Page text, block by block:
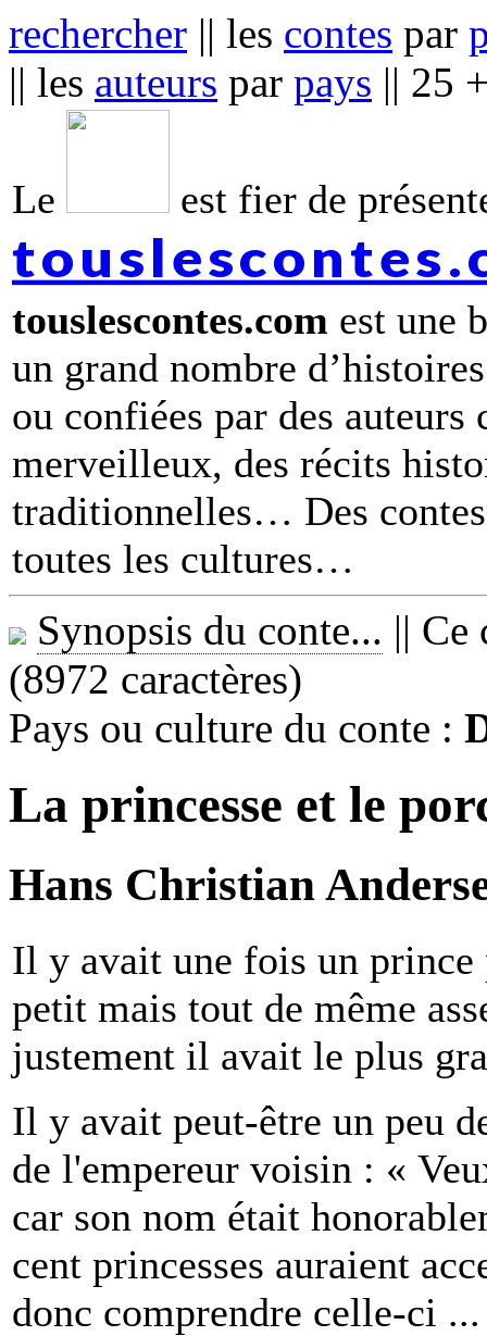
rechercher || les contes par
|| les auteurs par pays || 25
Le est fier de
touslescontes.com est une
un grand nombre
ou confiées par des
merveilleux, des récits
traditionnelles… Des
toutes les cultures
Synopsis du conte... || Ce
(8972 caractères)
Pays ou culture du conte :
La princesse et le
Hans Christian
Il y avait une fois un prince
petit mais tout de même
justement il avait le plus
Il y avait peut-être un peu
de l'empereur voisin : «
car son nom était
cent princesses auraient
donc comprendre celle-ci